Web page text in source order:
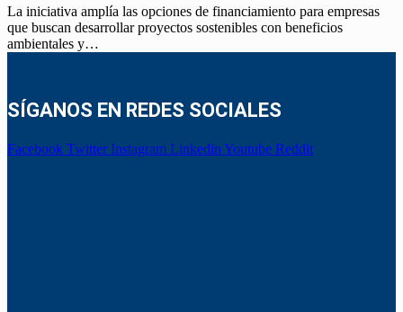
La iniciativa amplía las opciones de financiamiento para empresas
que buscan desarrollar proyectos sostenibles con beneficios
ambientales y…
SÍGANOS EN REDES SOCIALES
Facebook Twitter Instagram Linkedin Youtube Reddit